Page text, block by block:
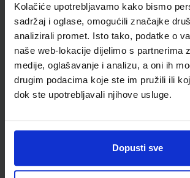
Kolačiće upotrebljavamo kako bismo
sadržaj i oglase, omogućili značajke
analizirali promet. Isto tako, podatke o
naše web-lokacije dijelimo s partnerima
medije, oglašavanje i analizu, a oni ih
drugim podacima koje ste im pružili ili
dok ste upotrebljavali njihove usluge.
Dopusti sve
Autor(i):
Ivan Gambiroža Josip Jukić Dinko Marin
Nakladnik: ALFA d.d. Registarski broj ministarstva:
SKU:556166 CIJENA:12,00 €
ŠIFRA OMOTA:500160
Udžbenik Omot
Nakladnik:ŠKOLSKA KNJIGA d.d. Registarski broj